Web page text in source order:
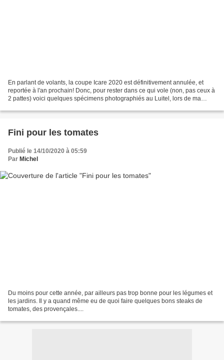
En parlant de volants, la coupe Icare 2020 est définitivement annulée, et
reportée à l'an prochain! Donc, pour rester dans ce qui vole (non, pas ceux à
2 pattes) voici quelques spécimens photographiés au Luitel, lors de ma
Fini pour les tomates
Publié le 14/10/2020 à 05:59
Par Michel
Du moins pour cette année, par ailleurs pas trop bonne pour les légumes et
les jardins. Il y a quand même eu de quoi faire quelques bons steaks de
tomates, des provençales....